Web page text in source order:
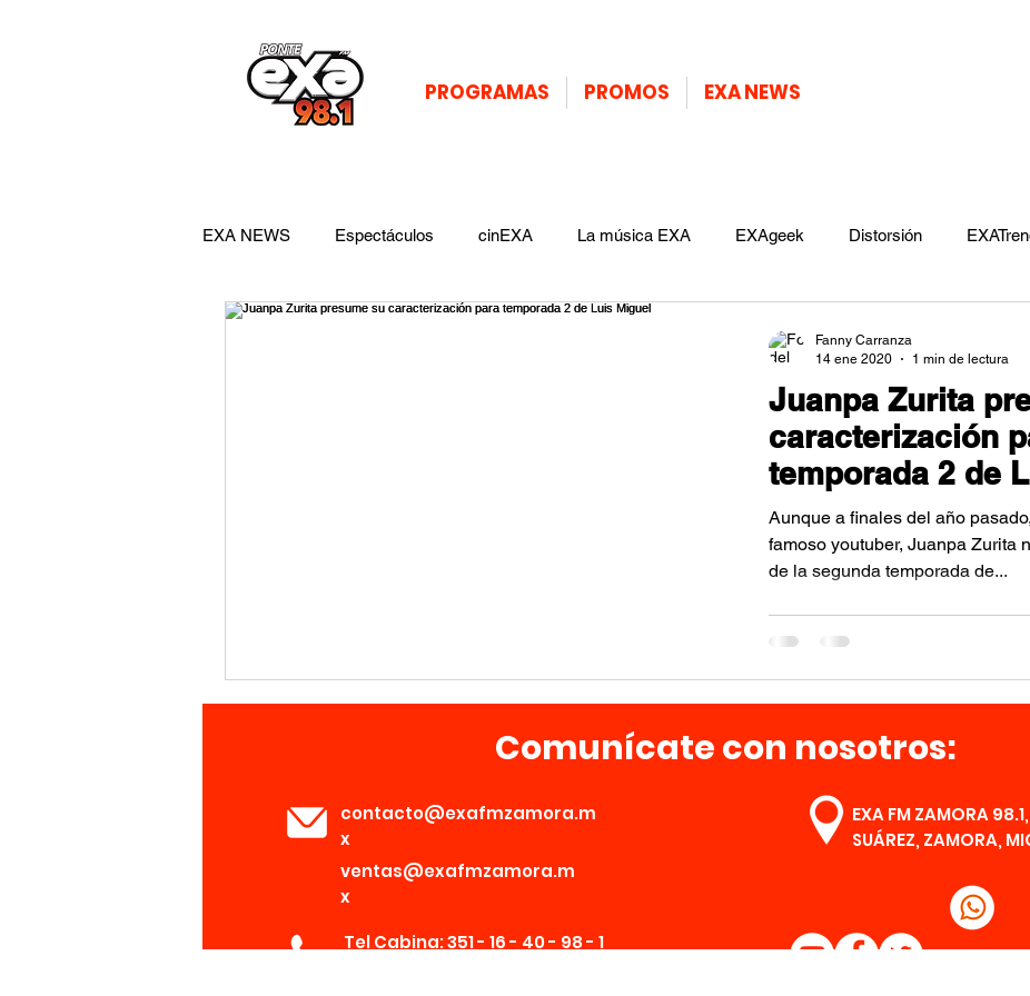
PROGRAMAS PROMOS EXA NEWS
EXA NEWS Espectáculos cinEXA La música EXA EXAgeek Distorsión
Juanpa Zurita
caracterización
temporada 2 de
Aunque a finales del año
famoso youtuber, Juanpa Zurita
de la segunda temporada de...
Fanny Carranza
14 ene 2020
1 min de lectura
Comunícate con nosotros:
contacto@exafmzamora.m
x
ventas@exafmzamora.m
x
Tel Cabina: 351 - 16 - 40 - 98 - 1
EXA FM ZAMORA
SUÁREZ, ZAMORA,